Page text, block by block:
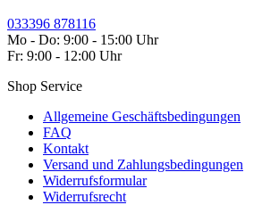
033396 878116
Mo - Do: 9:00 - 15:00 Uhr
Fr: 9:00 - 12:00 Uhr
Shop Service
Allgemeine Geschäftsbedingungen
FAQ
Kontakt
Versand und Zahlungsbedingungen
Widerrufsformular
Widerrufsrecht